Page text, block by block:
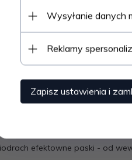
efektowne paski - od
Wysyłanie danych
Reklamy
Zapisz ustawienia i